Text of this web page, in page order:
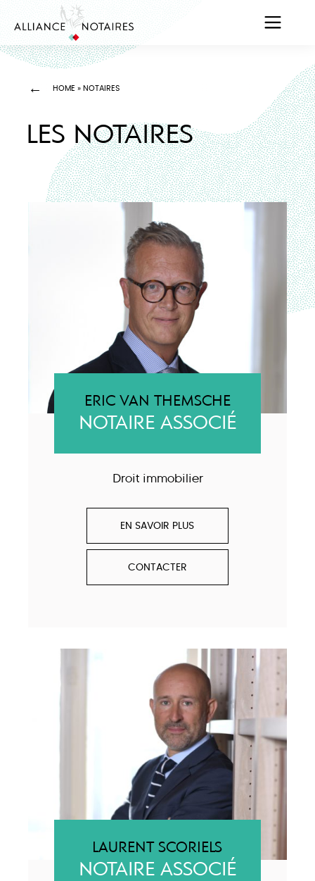
HOME » NOTAIRES
LES NOTAIRES
ERIC VAN THEMSCHE
NOTAIRE ASSOCIÉ
Droit immobilier
EN SAVOIR PLUS
CONTACTER
LAURENT SCORIELS
NOTAIRE ASSOCIÉ